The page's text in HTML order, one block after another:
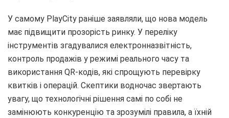
У самому PlayCity раніше заявляли, що нова модель
має підвищити прозорість ринку. У переліку
інструментів згадувалися електронназвітність,
контроль продажів у режимі реального часу та
використання QR-кодів, які спрощують перевірку
квитків і операцій. Скептики водночас звертають
увагу, що технологічні рішення самі по собі не
замінюють конкуренцію та зрозумілі правила, а їхній